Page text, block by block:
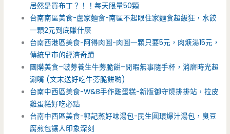
居然是買布丁？！！每天限量50顆
台南南區美食-盧家麵食-南區不起眼住家麵食超級狂，水餃
一顆2元到底賺什麼
台南西港區美食-阿得肉圓-肉圓一顆只要5元，肉焿湯15元，
傳統早市的經濟奇蹟
團購美食–啵蒡養生牛蒡脆餅–閒暇無事隨手杯，消磨時光超
涮嘴 (文末送好吃牛蒡脆餅喲)
台南中西區美食-W&B手作雞蛋糕-新版御守燒排排站，拉皮
雞蛋糕好吃必點
台南中西區美食-郭記蒸好味湯包-民生圓環爆汁湯包，臭豆
腐煎包讓人印象深刻